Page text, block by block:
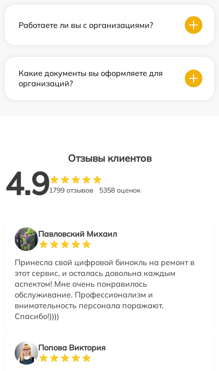
Работаете ли вы с организациями?
Какие документы вы оформляете для
организаций?
Отзывы клиентов
4.91799 отзывов 5358 оценок
Павловский Михаил
Принесла свой цифровой бинокль на ремонт в
этот сервис, и осталась довольна каждым
аспектом! Мне очень понравилось
обслуживание. Профессионализм и
внимательность персонала поражают.
Спасибо!))))
Попова Виктория